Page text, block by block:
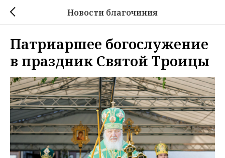
Новости благочиния
Патриаршее богослужение
в праздник Святой Троицы